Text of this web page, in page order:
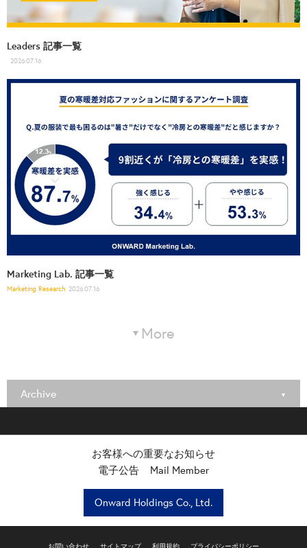
Leaders 記事一覧
2026.07.16
Marketing Lab. 記事一覧
Marketing Research 2026.07.16
More
Archive
お客様への重要なお知らせ
電子公告
Mail Member
Onward Holdings Co., Ltd.